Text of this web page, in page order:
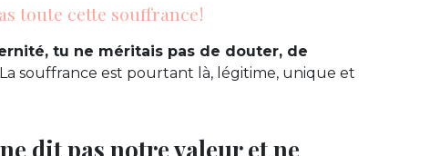
toute cette souffrance !
tu ne méritais pas de douter, de
souffrance est pourtant là, légitime, unique et
dit pas notre valeur et ne